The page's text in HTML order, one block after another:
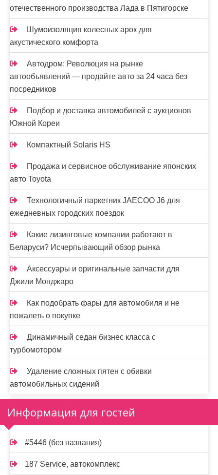
отечественного производства Лада в Пятигорске
Шумоизоляция колесных арок для
акустического комфорта
Автодром: Революция на рынке
автообъявлений — продайте авто за 24 часа без
посредников
Подбор и доставка автомобилей с аукционов
Южной Кореи
Компактный Solaris HS
Продажа и сервисное обслуживание японских
авто Toyota
Технологичный паркетник JAECOO J6 для
ежедневных городских поездок
Какие лизинговые компании работают в
Беларуси? Исчерпывающий обзор рынка
Аксессуары и оригинальные запчасти для
Джили Монджаро
Как подобрать фары для автомобиля и не
пожалеть о покупке
Динамичный седан бизнес класса с
турбомотором
Удаление сложных пятен с обивки
автомобильных сидений
Информация для гостей
#5446 (без названия)
187 Service, автокомплекс